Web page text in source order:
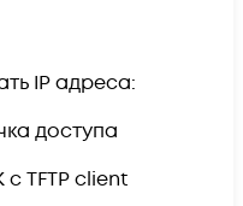
IP адреса:
доступа
с TFTP client